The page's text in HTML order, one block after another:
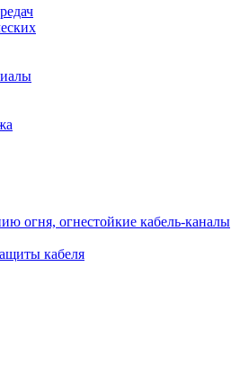
огня, огнестойкие кабель-каналы
кабеля